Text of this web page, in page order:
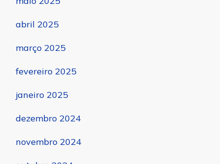
abril 2025
março 2025
fevereiro 2025
janeiro 2025
dezembro 2024
novembro 2024